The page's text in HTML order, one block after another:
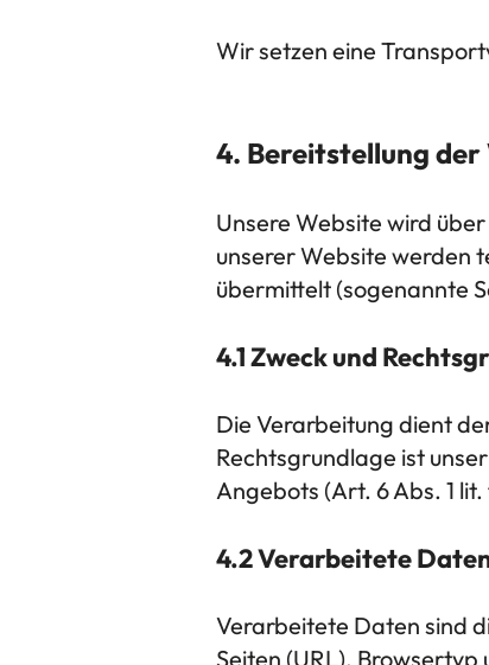
Wir setzen eine
4. Bereitstellung der
Unsere Website wird
unserer Website werden
übermittelt (sogenannte
4.1 Zweck und
Die Verarbeitung dient
Rechtsgrundlage ist
Angebots (Art. 6 Abs. 1
4.2 Verarbeitete
Verarbeitete Daten sind
Seiten (URL),